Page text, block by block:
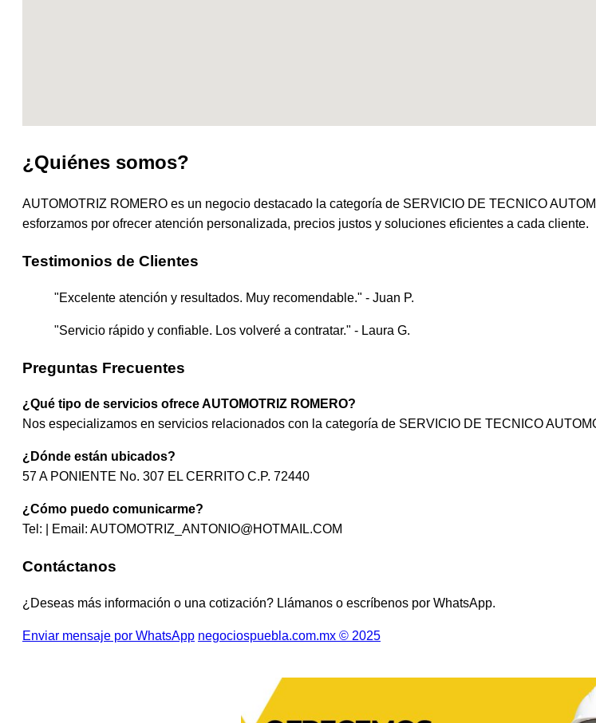
¿Quiénes somos?
AUTOMOTRIZ ROMERO es un negocio destacado la categoría de SERVICIO DE TECNICO
esforzamos por ofrecer atención personalizada, precios justos y soluciones eficientes a cada cliente.
Testimonios de Clientes
"Excelente atención y resultados. Muy recomendable." - Juan P.
"Servicio rápido y confiable. Los volveré a contratar." - Laura G.
Preguntas Frecuentes
¿Qué tipo de servicios ofrece AUTOMOTRIZ ROMERO?
Nos especializamos en servicios relacionados con la categoría de SERVICIO DE TECNICO
¿Dónde están ubicados?
57 A PONIENTE No. 307 EL CERRITO C.P. 72440
¿Cómo puedo comunicarme?
Tel: | Email: AUTOMOTRIZ_ANTONIO@HOTMAIL.COM
Contáctanos
¿Deseas más información o una cotización? Llámanos o escríbenos por WhatsApp.
Enviar mensaje por WhatsApp negociospuebla.com.mx © 2025